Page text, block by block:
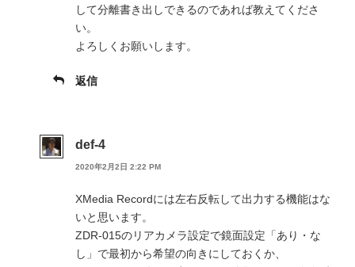
して分離書き出しできるのであれば教えてくださ
い。
よろしくお願いします。
返信
def-4
2020年2月2日 2:22 PM
XMedia Recordには左右反転して出力する機能はな
いと思います。
ZDR-015のリアカメラ設定で鏡面設定「あり・な
し」で最初から希望の向きにしておくか、